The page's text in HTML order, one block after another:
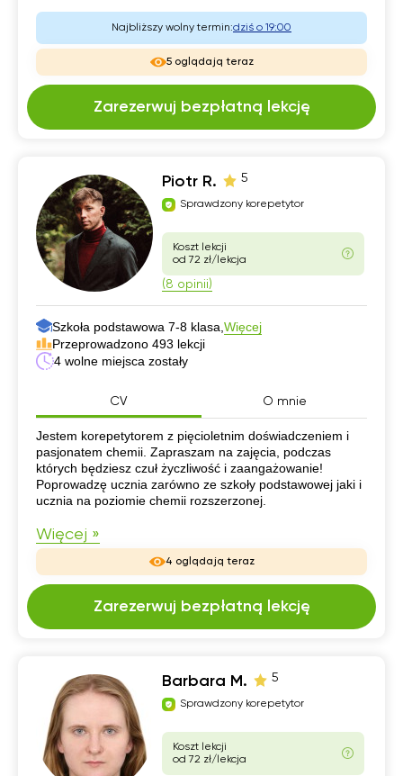
Najbliższy wolny termin:dziś o 19:00
5 oglądają teraz
Zarezerwuj bezpłatną lekcję
Piotr R. 5
Sprawdzony korepetytor
Koszt lekcji
od 72 zł/lekcja
(8 opinii)
Szkoła podstawowa 7-8 klasa, Więcej
Przeprowadzono 493 lekcji
4 wolne miejsca zostały
CV O mnie
CV
Jestem korepetytorem z pięcioletnim doświadczeniem i
pasjonatem chemii. Zapraszam na zajęcia, podczas
których będziesz czuł życzliwość i zaangażowanie!
Poprowadzę ucznia zarówno ze szkoły podstawowej jaki i
ucznia na poziomie chemii rozszerzonej.
Więcej »
4 oglądają teraz
Zarezerwuj bezpłatną lekcję
Barbara M. 5
Sprawdzony korepetytor
Koszt lekcji
od 72 zł/lekcja